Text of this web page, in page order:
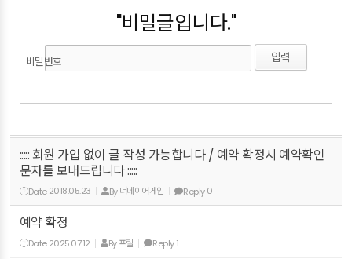
"비밀글입니다."
비밀번호
::::: 회원 가입 없이 글 작성 가능합니다 / 예약 확정시 예약확인
문자를 보내드립니다 :::::
Date 2018.05.23 By더데이어게인 Reply0
예약 확정
Date 2025.07.12 By프릴 Reply1